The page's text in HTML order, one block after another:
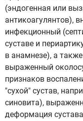
(эндогенная или
антикоагулянтов),
инфекционный
суставе и
в анамнезе), а
выраженный
признаков
"сухой" сустав,
синовита),
деформация